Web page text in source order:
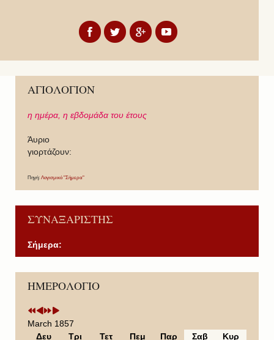
ΑΓΙΟΛΟΓΙΟΝ
η ημέρα, η εβδομάδα του έτους
Άυριο
γιορτάζουν:
Πηγή: Λογισμικό "Σήμερα"
ΣΥΝΑΞΑΡΙΣΤΗΣ
Σήμερα:
ΗΜΕΡΟΛΟΓΙΟ
P
r
v
i
P
r
v
i
o
N
e
t
Y
e
N
e
t
M
March 1857
Δευ
Τρι Τετ Πεμ Παρ Σαβ Κυρ